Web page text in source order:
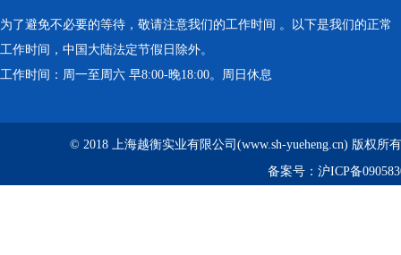
为了避免不必要的等待，敬请注意我们的工作时间 。以下是我们的正常
工作时间，中国大陆法定节假日除外。
工作时间：周一至周六 早8:00-晚18:00。周日休息
© 2018 上海越衡实业有限公司(www.sh-yueheng.cn) 版权所
备案号： 沪ICP备